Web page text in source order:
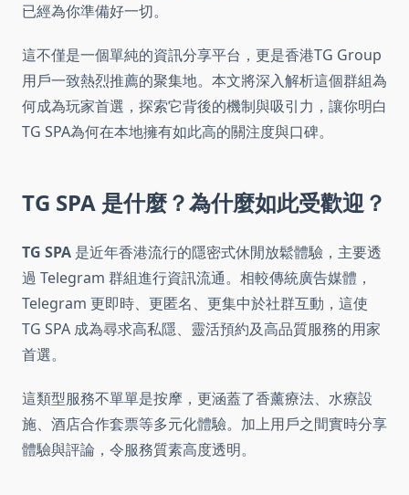
已經為你準備好一切。
這不僅是一個單純的資訊分享平台，更是香港TG Group
用戶一致熱烈推薦的聚集地。本文將深入解析這個群組為
何成為玩家首選，探索它背後的機制與吸引力，讓你明白
TG SPA為何在本地擁有如此高的關注度與口碑。
TG SPA 是什麼？為什麼如此受歡迎？
TG SPA 是近年香港流行的隱密式休閒放鬆體驗，主要透
過 Telegram 群組進行資訊流通。相較傳統廣告媒體，
Telegram 更即時、更匿名、更集中於社群互動，這使
TG SPA 成為尋求高私隱、靈活預約及高品質服務的用家
首選。
這類型服務不單單是按摩，更涵蓋了香薰療法、水療設
施、酒店合作套票等多元化體驗。加上用戶之間實時分享
體驗與評論，令服務質素高度透明。